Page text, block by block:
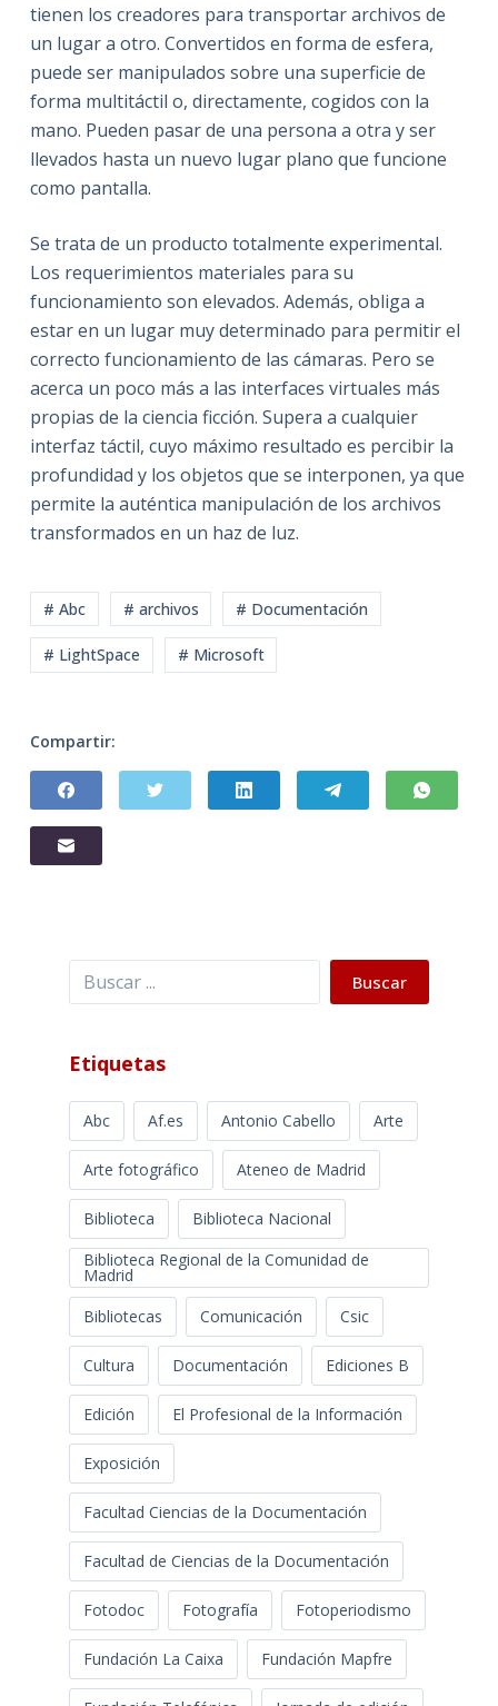
tienen los creadores para transportar archivos de
un lugar a otro. Convertidos en forma de esfera,
puede ser manipulados sobre una superficie de
forma multitáctil o, directamente, cogidos con la
mano. Pueden pasar de una persona a otra y ser
llevados hasta un nuevo lugar plano que funcione
como pantalla.
Se trata de un producto totalmente experimental.
Los requerimientos materiales para su
funcionamiento son elevados. Además, obliga a
estar en un lugar muy determinado para permitir el
correcto funcionamiento de las cámaras. Pero se
acerca un poco más a las interfaces virtuales más
propias de la ciencia ficción. Supera a cualquier
interfaz táctil, cuyo máximo resultado es percibir la
profundidad y los objetos que se interponen, ya que
permite la auténtica manipulación de los archivos
transformados en un haz de luz.
# Abc # archivos # Documentación
# LightSpace # Microsoft
Compartir:
Buscar Buscar
Etiquetas
Abc Af.es Antonio Cabello Arte
Arte fotográfico Ateneo de Madrid
Biblioteca
Biblioteca Nacional
Biblioteca Regional de la Comunidad de
Madrid
Bibliotecas
Comunicación Csic
Cultura Documentación Ediciones B
Edición El Profesional de la Información
Exposición
Facultad Ciencias de la Documentación
Facultad de Ciencias de la Documentación
Fotodoc Fotografía Fotoperiodismo
Fundación La Caixa Fundación Mapfre